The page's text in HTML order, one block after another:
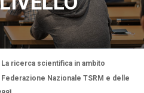
La ricerca scientifica in ambito
Nazionale TSRM e delle